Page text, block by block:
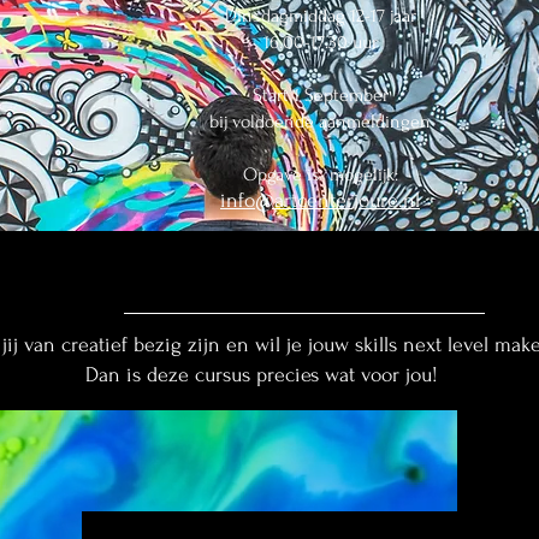
Dinsdagmiddag 12-17 jaar
16.00-17.30 uur
Start 1 September
bij voldoende aanmeldingen
Opgave is mogelijk:
info@artcenterjoure.nl
van creatief bezig zijn en wil je jouw skills next level
Dan is deze cursus precies wat voor jou!